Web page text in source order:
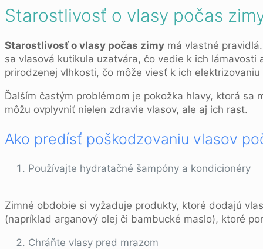
Starostlivosť o vlasy počas
Starostlivosť o vlasy počas zimy má vlastné
sa vlasová kutikula uzatvára, čo vedie k ich
prirodzenej vlhkosti, čo môže viesť k ich
Ďalším častým problémom je pokožka hlavy, ktorá
môžu ovplyvniť nielen zdravie vlasov, ale aj ich rast.
Ako predísť poškodzovaniu vlasov
Používajte hydratačné šampóny a kondicionéry
Zimné obdobie si vyžaduje produkty, ktoré dodajú
(napríklad arganový olej či bambucké maslo), ktoré
Chráňte vlasy pred mrazom